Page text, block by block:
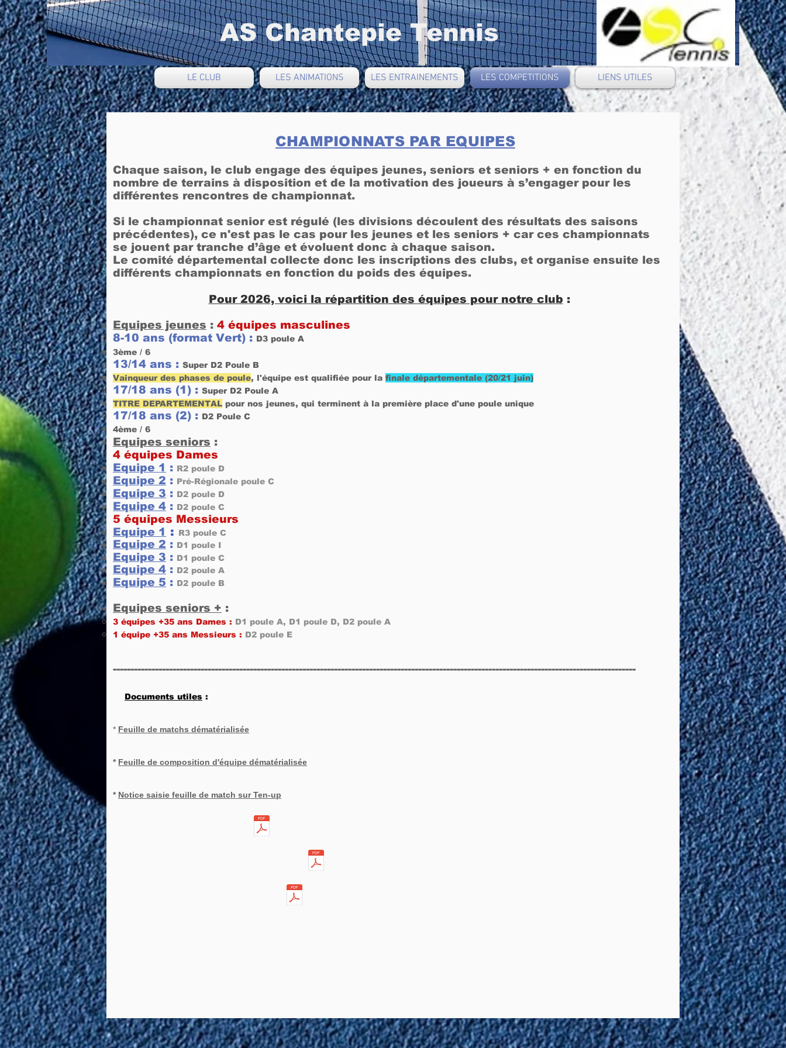
AS Chantepie Tennis
LE CLUB LES ANIMATIONS LES ENTRAINEMENTS LES COMPETITIONS LIENS UTILES
CHAMPIONNATS PAR EQUIPES
Chaque saison, le club engage des équipes jeunes, seniors et seniors + en fonction du
nombre de terrains à disposition et de la motivation des joueurs à s’engager pour les
différentes rencontres de championnat.
Si le championnat senior est régulé (les divisions découlent des résultats des saisons
précédentes), ce n'est pas le cas pour les jeunes et les seniors + car ces championnats
se jouent par tranche d’âge et évoluent donc à chaque saison.
Le comité départemental collecte donc les inscriptions des clubs, et organise ensuite les
différents championnats en fonction du poids des équipes.
Pour 2026, voici la répartition des équipes pour notre club :
Equipes jeunes : 4 équipes masculines
8-10 ans (format Vert) : D3 poule A
3ème / 6​
13/14 ans : Super D2 Poule B
Vainqueur des phases de poule, l'équipe est qualifiée pour la finale départementale (20/21 juin)​
17/18 ans (1) : Super D2 Poule A
TITRE DEPARTEMENTAL pour nos jeunes, qui terminent à la première place d'une poule unique​
17/18 ans (2) : D2 Poule C
4ème / 6
Equipes seniors :
4 équipes Dames
Equipe 1 : R2 poule D
Equipe 2 : Pré-Régionale poule C
Equipe 3 : D2 poule D
Equipe 4 : D2 poule C
5 équipes Messieurs
Equipe 1 : R3 poule C
Equipe 2 : D1 poule I
Equipe 3 : D1 poule C
Equipe 4 : D2 poule A
Equipe 5 : D2 poule B
Equipes seniors + :
3 équipes +35 ans Dames : D1 poule A, D1 poule D, D2 poule A
1 équipe +35 ans Messieurs : D2 poule E
-----------------------------------------------------------------------------------------------------------------------------------------------------
Documents utiles :
* Feuille de matchs dématérialisée
* Feuille de composition d'équipe dématérialisée
* Notice saisie feuille de match sur Ten-up